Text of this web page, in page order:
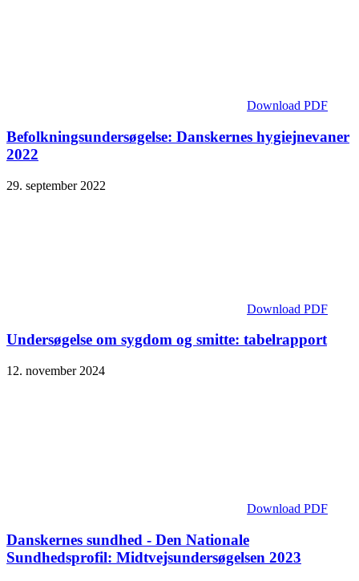
Download PDF
Befolknings­undersøgelse: Danskernes hygiejnevaner
2022
29. september 2022
Download PDF
Undersøgelse om sygdom og smitte: tabelrapport
12. november 2024
Download PDF
Danskernes sundhed - Den Nationale
Sundhedsprofil: Midtvejsundersøgelsen 2023